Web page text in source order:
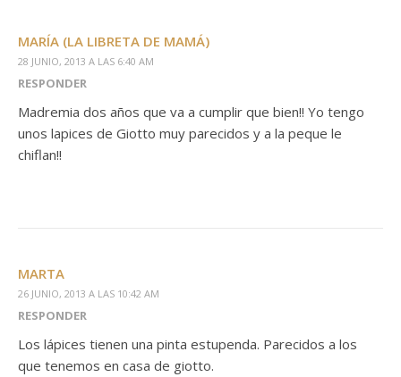
MARÍA (LA LIBRETA DE MAMÁ)
28 JUNIO, 2013 A LAS 6:40 AM
RESPONDER
Madremia dos años que va a cumplir que bien!! Yo tengo
unos lapices de Giotto muy parecidos y a la peque le
chiflan!!
MARTA
26 JUNIO, 2013 A LAS 10:42 AM
RESPONDER
Los lápices tienen una pinta estupenda. Parecidos a los
que tenemos en casa de giotto.